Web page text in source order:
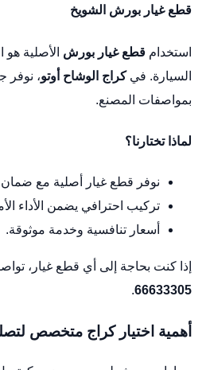
قطع غيار بورش الشويخ
استخدام قطع غيار بورش الأصلية
السيارة. في كراج الوشاح أوتو، نوفر
بمواصفات المصنع.
لماذا تختارنا؟
نوفر قطع غيار أصلية مع ضمان
تركيب احترافي يضمن الأداء
أسعار تنافسية وخدمة موثوقة.
إذا كنت بحاجة إلى أي قطع غيار،
66633305
.
أهمية اختيار كراج متخصص